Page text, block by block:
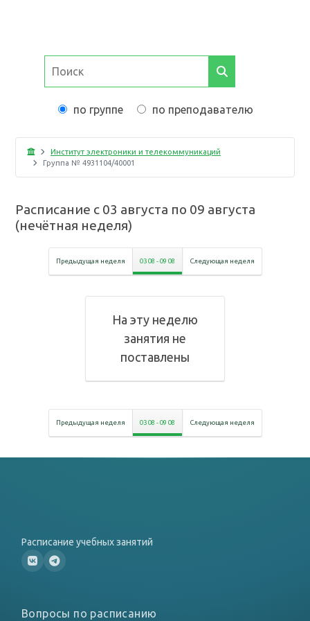
по группе по преподавателю
Институт электроники и телекоммуникаций
Группа № 4931104/40001
Расписание с 03 августа по 09 августа
(нечётная неделя)
Предыдущая неделя 03 08 -09 08 Следующая неделя
На эту неделю
занятия не
поставлены
Предыдущая неделя 03 08 -09 08 Следующая неделя
Расписание учебных занятий
Вопросы по расписанию